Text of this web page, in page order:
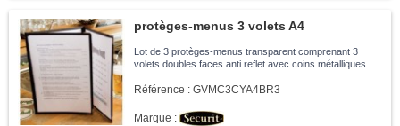
protèges-menus 3 volets A4
Lot de 3 protèges-menus transparent comprenant 3
volets doubles faces anti reflet avec coins métalliques.
Référence : GVMC3CYA4BR3
Marque :